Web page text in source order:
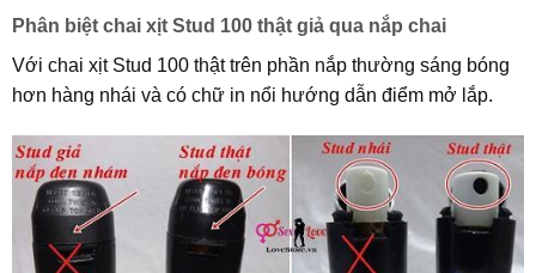
Phân biệt chai xịt Stud 100 thật giả qua nắp chai
Với chai xịt Stud 100 thật trên phần nắp thường sáng bóng
hơn hàng nhái và có chữ in nổi hướng dẫn điểm mở lắp.